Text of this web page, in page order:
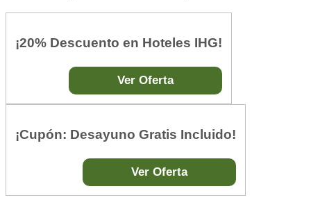
¡20% Descuento en Hoteles IHG!
Ver Oferta
¡Cupón: Desayuno Gratis Incluido!
Ver Oferta